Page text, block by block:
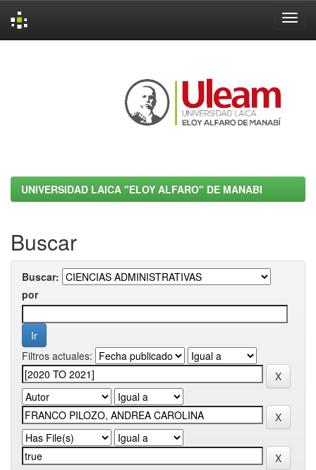
UNIVERSIDAD LAICA "ELOY ALFARO" DE MANABI
Buscar
Buscar:
por
Filtros actuales: